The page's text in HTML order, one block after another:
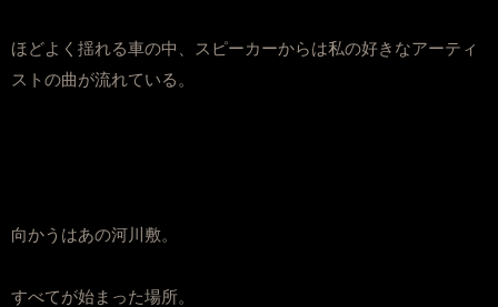
ほどよく揺れる車の中、スピーカーからは私の好きなアーティ
ストの曲が流れている。
向かうはあの河川敷。
すべてが始まった場所。